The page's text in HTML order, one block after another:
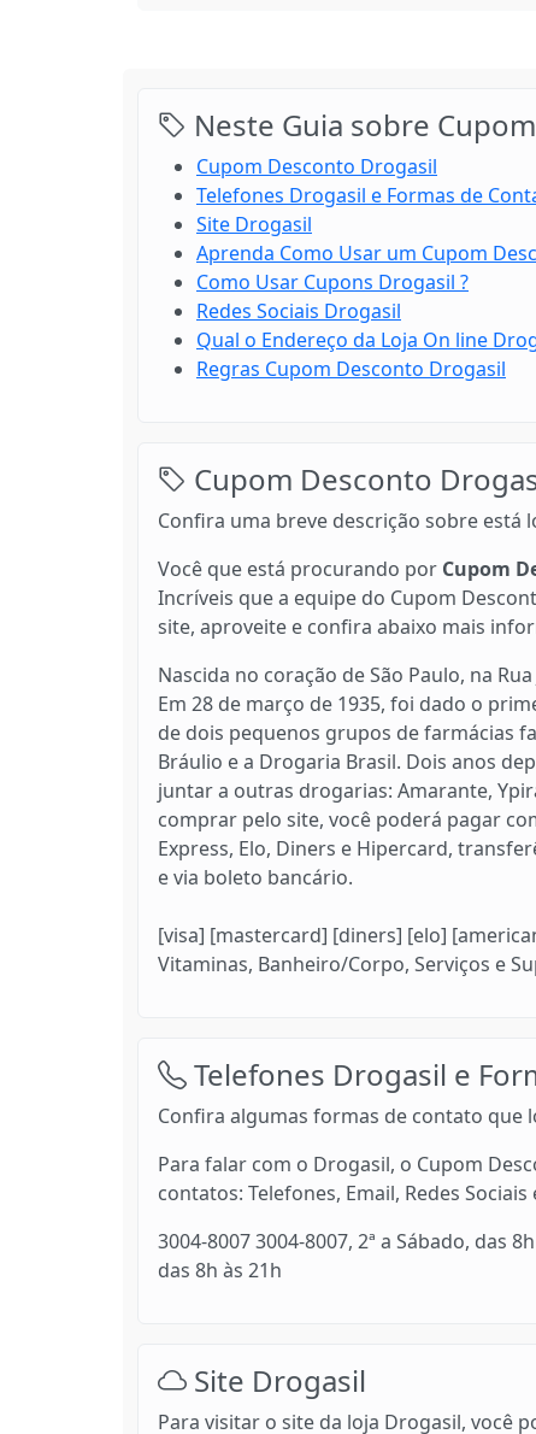
Neste Guia sobre
Cupom Desconto Drogasil
Telefones Drogasil e Formas de
Site Drogasil
Aprenda Como Usar um Cupom
Como Usar Cupons Drogasil ?
Redes Sociais Drogasil
Qual o Endereço da Loja On line
Regras Cupom Desconto Drogasil
Cupom Desconto
Confira uma breve descrição sobre está
Você que está procurando por Cupom
Incríveis que a equipe do Cupom
site, aproveite e confira abaixo mais
Nascida no coração de São Paulo, na
Em 28 de março de 1935, foi dado o
de dois pequenos grupos de farmácias
Bráulio e a Drogaria Brasil. Dois anos
juntar a outras drogarias: Amarante,
comprar pelo site, você poderá pagar
Express, Elo, Diners e Hipercard,
e via boleto bancário.
[visa] [mastercard] [diners] [elo]
Vitaminas, Banheiro/Corpo, Serviços e
Telefones Drogasil e
Confira algumas formas de contato que
Para falar com o Drogasil, o Cupom
contatos: Telefones, Email, Redes
3004-8007 3004-8007, 2ª a Sábado, das
das 8h às 21h
Site Drogasil
Para visitar o site da loja Drogasil, você